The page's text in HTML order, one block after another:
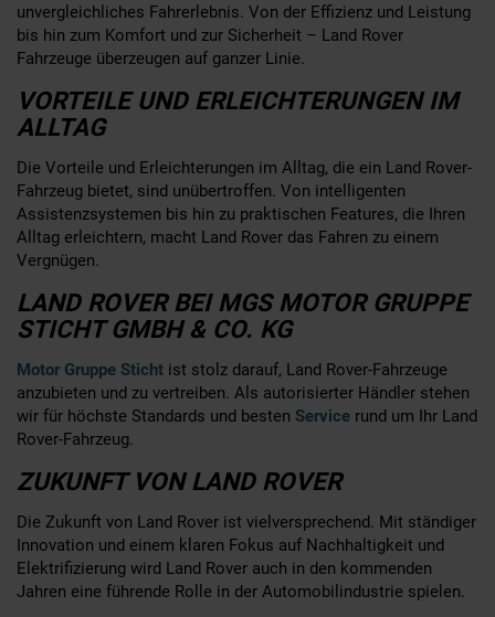
unvergleichliches Fahrerlebnis. Von der Effizienz und Leistung
bis hin zum Komfort und zur Sicherheit – Land Rover
Fahrzeuge überzeugen auf ganzer Linie.
VORTEILE UND ERLEICHTERUNGEN IM
ALLTAG
Die Vorteile und Erleichterungen im Alltag, die ein Land Rover-
Fahrzeug bietet, sind unübertroffen. Von intelligenten
Assistenzsystemen bis hin zu praktischen Features, die Ihren
Alltag erleichtern, macht Land Rover das Fahren zu einem
Vergnügen.
LAND ROVER BEI MGS MOTOR GRUPPE
STICHT GMBH & CO. KG
Motor Gruppe Sticht ist stolz darauf, Land Rover-Fahrzeuge
anzubieten und zu vertreiben. Als autorisierter Händler stehen
wir für höchste Standards und besten Service rund um Ihr Land
Rover-Fahrzeug.
ZUKUNFT VON LAND ROVER
Die Zukunft von Land Rover ist vielversprechend. Mit ständiger
Innovation und einem klaren Fokus auf Nachhaltigkeit und
Elektrifizierung wird Land Rover auch in den kommenden
Jahren eine führende Rolle in der Automobilindustrie spielen.